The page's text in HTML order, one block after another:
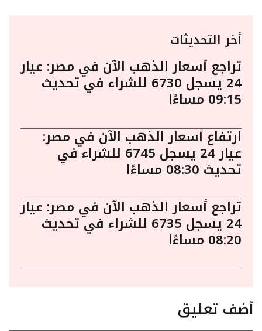
أخر التحديثات
تراجع أسعار الذهب الآن في مصر: عيار
24 يسجل 6730 للشراء في تحديث
09:15 مساءًا
ارتفاع أسعار الذهب الآن في مصر:
عيار 24 يسجل 6745 للشراء في
تحديث 08:30 مساءًا
تراجع أسعار الذهب الآن في مصر: عيار
24 يسجل 6735 للشراء في تحديث
08:20 مساءًا
أضف تعليق